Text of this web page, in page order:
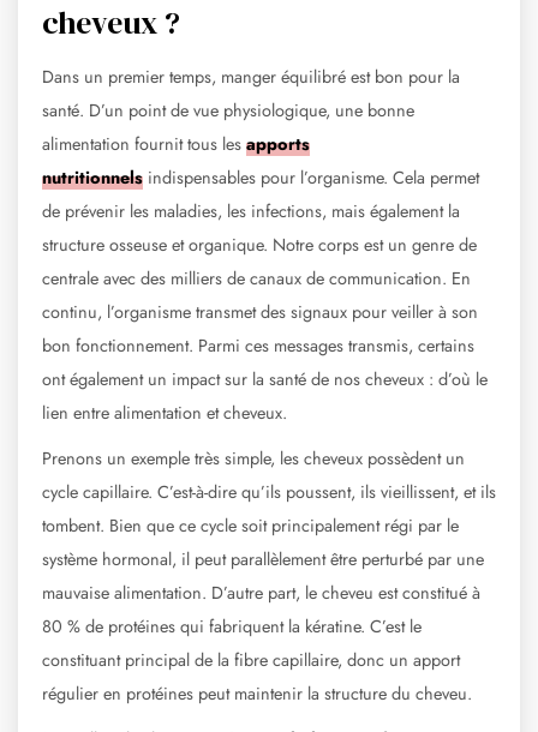
cheveux ?
Dans un premier temps, manger équilibré est bon pour la
santé. D’un point de vue physiologique, une bonne
alimentation fournit tous les apports
nutritionnels indispensables pour l’organisme. Cela permet
de prévenir les maladies, les infections, mais également la
structure osseuse et organique. Notre corps est un genre de
centrale avec des milliers de canaux de communication. En
continu, l’organisme transmet des signaux pour veiller à son
bon fonctionnement. Parmi ces messages transmis, certains
ont également un impact sur la santé de nos cheveux : d’où le
lien entre alimentation et cheveux.
Prenons un exemple très simple, les cheveux possèdent un
cycle capillaire. C’est-à-dire qu’ils poussent, ils vieillissent, et ils
tombent. Bien que ce cycle soit principalement régi par le
système hormonal, il peut parallèlement être perturbé par une
mauvaise alimentation. D’autre part, le cheveu est constitué à
80 % de protéines qui fabriquent la kératine. C’est le
constituant principal de la fibre capillaire, donc un apport
régulier en protéines peut maintenir la structure du cheveu.